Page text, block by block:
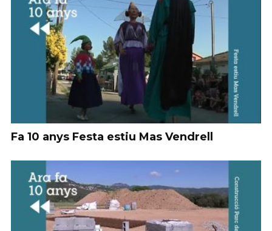
Fa 10 anys Festa estiu Mas Vendrell